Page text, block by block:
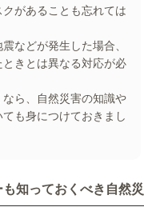
があることも忘れては
などが発生した場合、
ときとは異なる対応が必
なら、自然災害の知識や
も身につけておきまし
知っておくべき自然